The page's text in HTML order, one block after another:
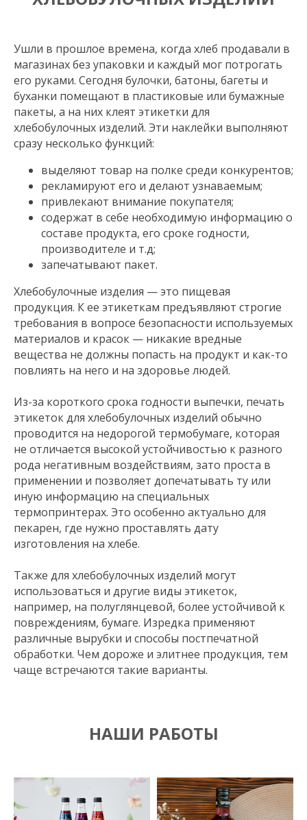
Ушли в прошлое времена, когда хлеб продавали в
магазинах без упаковки и каждый мог потрогать
его руками. Сегодня булочки, батоны, багеты и
буханки помещают в пластиковые или бумажные
пакеты, а на них клеят этикетки для
хлебобулочных изделий. Эти наклейки выполняют
сразу несколько функций:
выделяют товар на полке среди конкурентов;
рекламируют его и делают узнаваемым;
привлекают внимание покупателя;
содержат в себе необходимую информацию о
составе продукта, его сроке годности,
производителе и т.д;
запечатывают пакет.
Хлебобулочные изделия — это пищевая
продукция. К ее этикеткам предъявляют строгие
требования в вопросе безопасности используемых
материалов и красок — никакие вредные
вещества не должны попасть на продукт и как-то
повлиять на него и на здоровье людей.
Из-за короткого срока годности выпечки, печать
этикеток для хлебобулочных изделий обычно
проводится на недорогой термобумаге, которая
не отличается высокой устойчивостью к разного
рода негативным воздействиям, зато проста в
применении и позволяет допечатывать ту или
иную информацию на специальных
термопринтерах. Это особенно актуально для
пекарен, где нужно проставлять дату
изготовления на хлебе.
Также для хлебобулочных изделий могут
использоваться и другие виды этикеток,
например, на полуглянцевой, более устойчивой к
повреждениям, бумаге. Изредка применяют
различные вырубки и способы постпечатной
обработки. Чем дороже и элитнее продукция, тем
чаще встречаются такие варианты.
НАШИ РАБОТЫ